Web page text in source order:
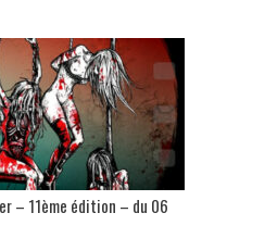
– 11ème édition – du 06